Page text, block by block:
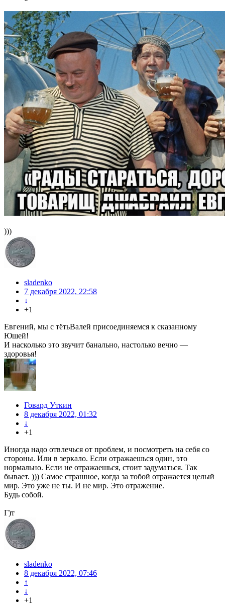
)))
sladenko
7 декабря 2022, 22:58
↓
+1
Евгений, мы с тётьВалей присоединяемся к сказанному
Юшей!
И насколько это звучит банально, настолько вечно —
здоровья!
Говард Уткин
8 декабря 2022, 01:32
↓
+1
Иногда надо отвлечься от проблем, и посмотреть на себя со
стороны. Или в зеркало. Если отражаешься один, это
нормально. Если не отражаешься, стоит задуматься. Так
бывает. ))) Самое страшное, когда за тобой отражается целый
мир. Это уже не ты. И не мир. Это отражение.
Будь собой.
Г)т
sladenko
8 декабря 2022, 07:46
↑
↓
+1